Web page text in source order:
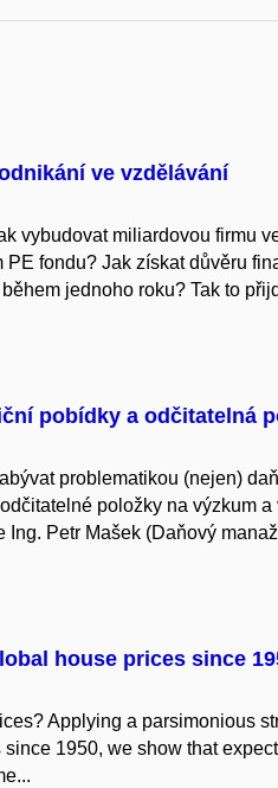
ve vzdělávání
vybudovat miliardovou firmu
PE fondu? Jak získat důvěru
jednoho roku? Tak to
pobídky a odčitatelná
problematikou (nejen)
položky na výzkum
Ing. Petr Mašek (Daňový
house prices since
Applying a parsimonious
1950, we show that